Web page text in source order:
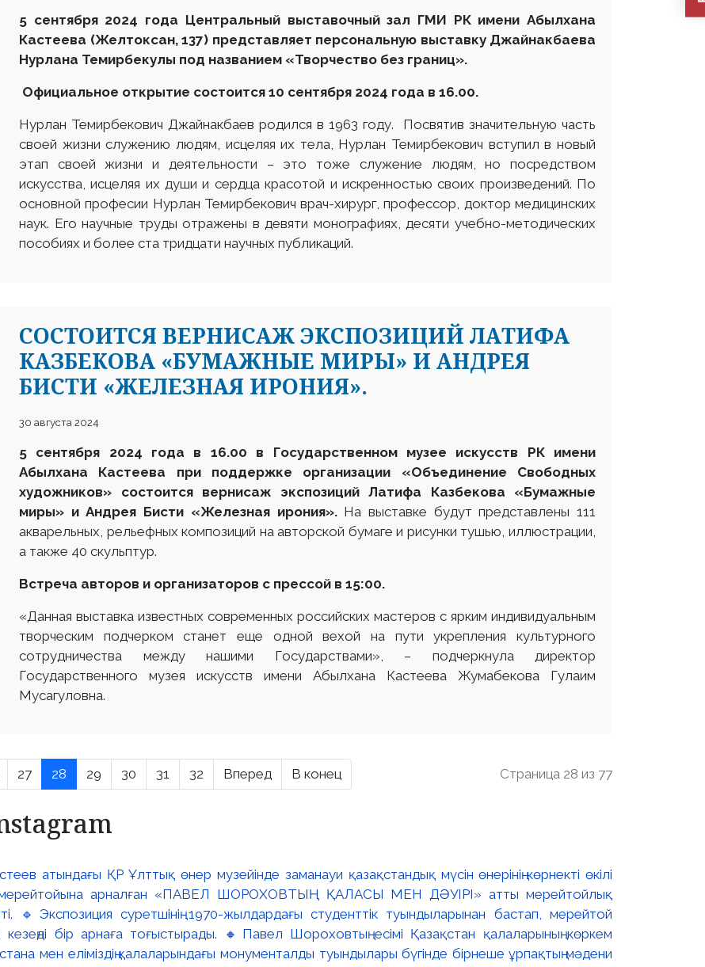
5 сентября 2024 года Центральный выставочный зал ГМИ РК имени Абылхана
Кастеева (Желтоксан, 137) представляет персональную выставку Джайнакбаева
Нурлана Темирбекулы под названием «Творчество без границ».
Официальное открытие состоится 10 сентября 2024 года в 16.00.
Нурлан Темирбекович Джайнакбаев родился в 1963 году. Посвятив значительную часть
своей жизни служению людям, исцеляя их тела, Нурлан Темирбекович вступил в новый
этап своей жизни и деятельности – это тоже служение людям, но посредством
искусства, исцеляя их души и сердца красотой и искренностью своих произведений. По
основной професии Нурлан Темирбекович врач-хирург, профессор, доктор медицинских
наук. Его научные труды отражены в девяти монографиях, десяти учебно-методических
пособиях и более ста тридцати научных публикаций.
CОСТОИТСЯ ВЕРНИСАЖ ЭКСПОЗИЦИЙ ЛАТИФА
КАЗБЕКОВА «БУМАЖНЫЕ МИРЫ» И АНДРЕЯ
БИСТИ «ЖЕЛЕЗНАЯ ИРОНИЯ».
30 августа 2024
5 сентября 2024 года в 16.00 в Государственном музее искусств РК имени
Абылхана Кастеева при поддержке организации «Объединение Свободных
художников» состоится вернисаж экспозиций Латифа Казбекова «Бумажные
миры» и Андрея Бисти «Железная ирония». На выставке будут представлены 111
акварельных, рельефных композиций на авторской бумаге и рисунки тушью, иллюстрации,
а также 40 скульптур.
Встреча авторов и организаторов с прессой в 15:00.
«Данная выставка известных современных российских мастеров с ярким индивидуальным
творческим подчерком станет еще одной вехой на пути укрепления культурного
сотрудничества между нашими Государствами», – подчеркнула директор
Государственного музея искусств имени Абылхана Кастеева Жумабекова Гулаим
Мусагуловна.
27 28 29 30 31 32 Вперед В конец Страница 28 из 77